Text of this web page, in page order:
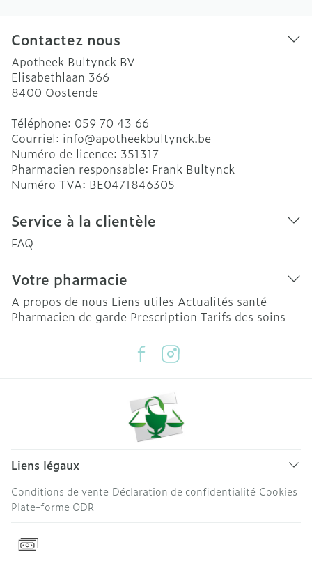
Contactez nous
Apotheek Bultynck BV
Elisabethlaan 366
8400 Oostende
Téléphone: 059 70 43 66
Courriel: info@apotheekbultynck.be
Numéro de licence: 351317
Pharmacien responsable: Frank Bultynck
Numéro TVA: BE0471846305
Service à la clientèle
FAQ
Votre pharmacie
A propos de nous Liens utiles Actualités santé
Pharmacien de garde Prescription Tarifs des soins
Liens légaux
Conditions de vente Déclaration de confidentialité Cookies
Plate-forme ODR